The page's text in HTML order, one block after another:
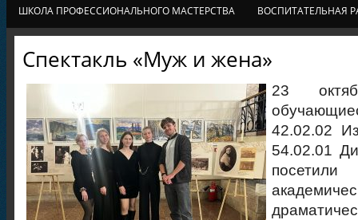
ШКОЛА ПРОФЕССИОНАЛЬНОГО МАСТЕРСТВА ВОСПИТАТЕЛЬНАЯ
Спектакль «Муж и жена»
23
42.02.02
54.02.01